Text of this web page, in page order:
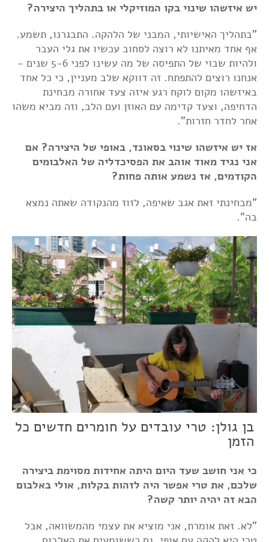
יש איזשהו שינוי בקו המוזיקלי או בתהליך היצירה?
"בתהליך האישיותי, המבני של הלהקה. התבגרנו, תשמע.
אף אחד מאיתנו לא רוצה לסחוב עכשיו את גלי העבר
ולהיות שבוי של התפיסה של מה עשינו לפני 5-6 שנים -
אנחנו רוצים להתפתח. זה דווקא שלב מעניין, כי כל אחד
באיזשהו מקום לוקח רגע איזה צעד אחורה מבחינת
הדחיפה, וצעד קדימה עם האוזן ועם הלב, וזה מביא משהו
אחר לחדר חזרות".
אז יש איזשהו שינוי בסאונד, באופי של היצירה? אם
אני נגיד מאוד אוהב את הפסיכדליה של האלבומים
הקודמים, אז נשמע אותה פחות?
"מבחינתי זאת אגב שאיפה, לזוז מהנקודה שאתה נמצא
בה".
בן גולן: טרי עובדים על חומרים חדשים כל
הזמן
כי אני חושב שעד היום היתה אחידות מסוימת ביצירה
שלכם, את טרי אפשר היה לזהות בקלות, אולי באלבום
הבא זה יהיה יותר קשה?
"לא. זאת אומרת, אני מוציא את עצמי מהמשוואה, אבל